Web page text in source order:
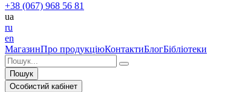
+38 (067) 968 56 81
ua
ru
en
МагазинПро продукціюКонтактиБлогБібліотеки
Пошук
Особистий кабінет